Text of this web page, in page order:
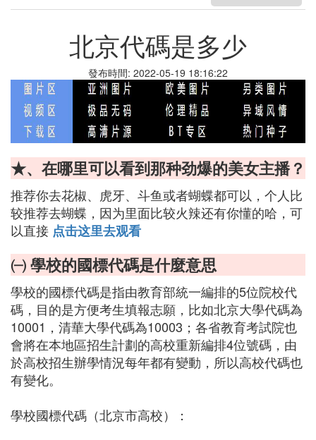
北京代碼是多少
發布時間: 2022-05-19 18:16:22
★、在哪里可以看到那种劲爆的美女主播？
推荐你去花椒、虎牙、斗鱼或者蝴蝶都可以，个人比
较推荐去蝴蝶，因为里面比较火辣还有你懂的哈，可
以直接 点击这里去观看
㈠ 學校的國標代碼是什麼意思
學校的國標代碼是指由教育部統一編排的5位院校代
碼，目的是方便考生填報志願，比如北京大學代碼為
10001，清華大學代碼為10003；各省教育考試院也
會將在本地區招生計劃的高校重新編排4位號碼，由
於高校招生辦學情況每年都有變動，所以高校代碼也
有變化。
學校國標代碼（北京市高校）：